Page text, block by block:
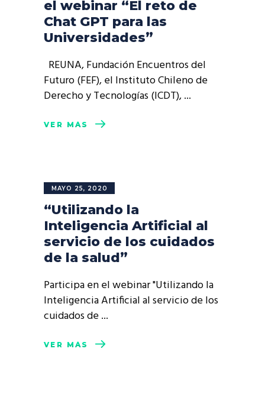
el webinar “El reto de
Chat GPT para las
Universidades”
REUNA, Fundación Encuentros del
Futuro (FEF), el Instituto Chileno de
Derecho y Tecnologías (ICDT),
VER MÁS
MAYO 25, 2020
“Utilizando la
Inteligencia Artificial al
servicio de los cuidados
de la salud”
Participa en el webinar "Utilizando la
Inteligencia Artificial al servicio de los
cuidados de
VER MÁS